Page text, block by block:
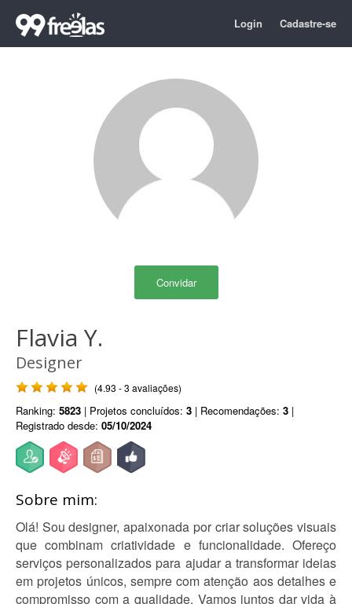
Login Cadastre-se
Convidar
Flavia Y.
Designer
(4.93 - 3 avaliações)
Ranking: 5823 | Projetos concluídos: 3 | Recomendações: 3 |
Registrado desde: 05/10/2024
Sobre mim:
Olá! Sou designer, apaixonada por criar soluções visuais
que combinam criatividade e funcionalidade. Ofereço
serviços personalizados para ajudar a transformar ideias
em projetos únicos, sempre com atenção aos detalhes e
compromisso com a qualidade. Vamos juntos dar vida à